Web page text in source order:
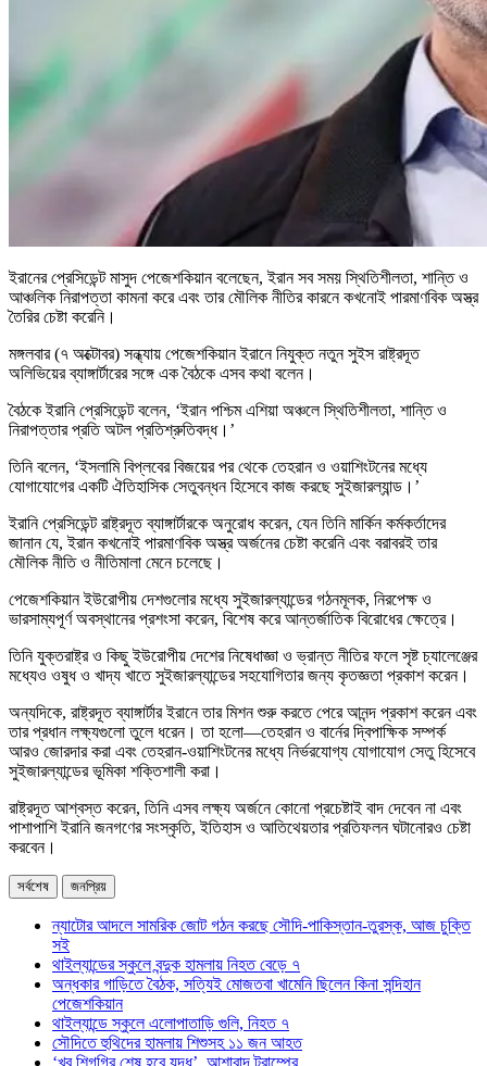
ইরানের প্রেসিডেন্ট মাসুদ পেজেশকিয়ান বলেছেন, ইরান সব সময় স্থিতিশীলতা, শান্তি ও
আঞ্চলিক নিরাপত্তা কামনা করে এবং তার মৌলিক নীতির কারনে কখনোই পারমাণবিক অস্ত্র
তৈরির চেষ্টা করেনি।
মঙ্গলবার (৭ অক্টোবর) সন্ধ্যায় পেজেশকিয়ান ইরানে নিযুক্ত নতুন সুইস রাষ্ট্রদূত
অলিভিয়ের ব্যাঙ্গার্টারের সঙ্গে এক বৈঠকে এসব কথা বলেন।
বৈঠকে ইরানি প্রেসিডেন্ট বলেন, ‘ইরান পশ্চিম এশিয়া অঞ্চলে স্থিতিশীলতা, শান্তি ও
নিরাপত্তার প্রতি অটল প্রতিশ্রুতিবদ্ধ।’
তিনি বলেন, ‘ইসলামি বিপ্লবের বিজয়ের পর থেকে তেহরান ও ওয়াশিংটনের মধ্যে
যোগাযোগের একটি ঐতিহাসিক সেতুবন্ধন হিসেবে কাজ করছে সুইজারল্যান্ড।’
ইরানি প্রেসিডেন্ট রাষ্ট্রদূত ব্যাঙ্গার্টারকে অনুরোধ করেন, যেন তিনি মার্কিন কর্মকর্তাদের
জানান যে, ইরান কখনোই পারমাণবিক অস্ত্র অর্জনের চেষ্টা করেনি এবং বরাবরই তার
মৌলিক নীতি ও নীতিমালা মেনে চলেছে।
পেজেশকিয়ান ইউরোপীয় দেশগুলোর মধ্যে সুইজারল্যান্ডের গঠনমূলক, নিরপেক্ষ ও
ভারসাম্যপূর্ণ অবস্থানের প্রশংসা করেন, বিশেষ করে আন্তর্জাতিক বিরোধের ক্ষেত্রে।
তিনি যুক্তরাষ্ট্র ও কিছু ইউরোপীয় দেশের নিষেধাজ্ঞা ও ভ্রান্ত নীতির ফলে সৃষ্ট চ্যালেঞ্জের
মধ্যেও ওষুধ ও খাদ্য খাতে সুইজারল্যান্ডের সহযোগিতার জন্য কৃতজ্ঞতা প্রকাশ করেন।
অন্যদিকে, রাষ্ট্রদূত ব্যাঙ্গার্টার ইরানে তার মিশন শুরু করতে পেরে আনন্দ প্রকাশ করেন এবং
তার প্রধান লক্ষ্যগুলো তুলে ধরেন। তা হলো—তেহরান ও বার্নের দ্বিপাক্ষিক সম্পর্ক
আরও জোরদার করা এবং তেহরান-ওয়াশিংটনের মধ্যে নির্ভরযোগ্য যোগাযোগ সেতু হিসেবে
সুইজারল্যান্ডের ভূমিকা শক্তিশালী করা।
রাষ্ট্রদূত আশ্বস্ত করেন, তিনি এসব লক্ষ্য অর্জনে কোনো প্রচেষ্টাই বাদ দেবেন না এবং
পাশাপাশি ইরানি জনগণের সংস্কৃতি, ইতিহাস ও আতিথেয়তার প্রতিফলন ঘটানোরও চেষ্টা
করবেন।
সর্বশেষ জনপ্রিয়
ন্যাটোর আদলে সামরিক জোট গঠন করছে সৌদি-পাকিস্তান-তুরস্ক, আজ চুক্তি
সই
থাইল্যান্ডের স্কুলে বন্দুক হামলায় নিহত বেড়ে ৭
অন্ধকার গাড়িতে বৈঠক, সত্যিই মোজতবা খামেনি ছিলেন কিনা সন্দিহান
পেজেশকিয়ান
থাইল্যান্ডে স্কুলে এলোপাতাড়ি গুলি, নিহত ৭
সৌদিতে হুথিদের হামলায় শিশুসহ ১১ জন আহত
‘খুব শিগগির শেষ হবে যুদ্ধ’, আশাবাদ ট্রাম্পের